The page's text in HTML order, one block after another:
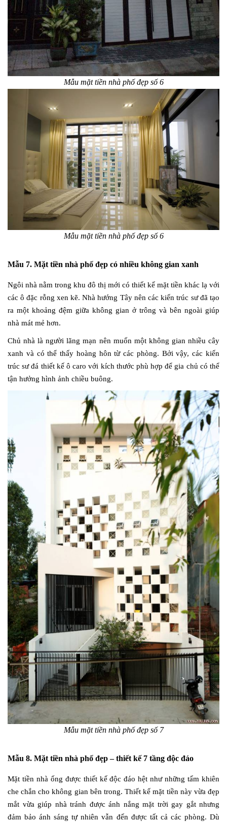
Mẫu mặt tiền nhà phố đẹp số 6
Mẫu mặt tiền nhà phố đẹp số 6
Mẫu 7. Mặt tiền nhà phố đẹp có nhiều không gian xanh
Ngôi nhà nằm trong khu đô thị mới có thiết kế mặt tiền khác lạ với
các ô đặc rỗng xen kẽ. Nhà hướng Tây nên các kiến trúc sư đã tạo
ra một khoảng đệm giữa không gian ở trông và bên ngoài giúp
nhà mát mẻ hơn.
Chủ nhà là người lãng mạn nên muốn một không gian nhiều cây
xanh và có thể thấy hoàng hôn từ các phòng. Bởi vậy, các kiến
trúc sư đá thiết kế ô caro với kích thước phù hợp để gia chủ có thể
tận hưởng hình ảnh chiều buông.
Mẫu mặt tiền nhà phố đẹp số 7
Mẫu 8. Mặt tiền nhà phố đẹp – thiết kế 7 tầng độc đáo
Mặt tiền nhà ống được thiết kế độc đáo hệt như những tấm khiên
che chắn cho không gian bên trong. Thiết kế mặt tiền này vừa đẹp
mắt vừa giúp nhà tránh được ánh nắng mặt trời gay gắt nhưng
đảm bảo ánh sáng tự nhiên vẫn đến được tất cả các phòng. Dù